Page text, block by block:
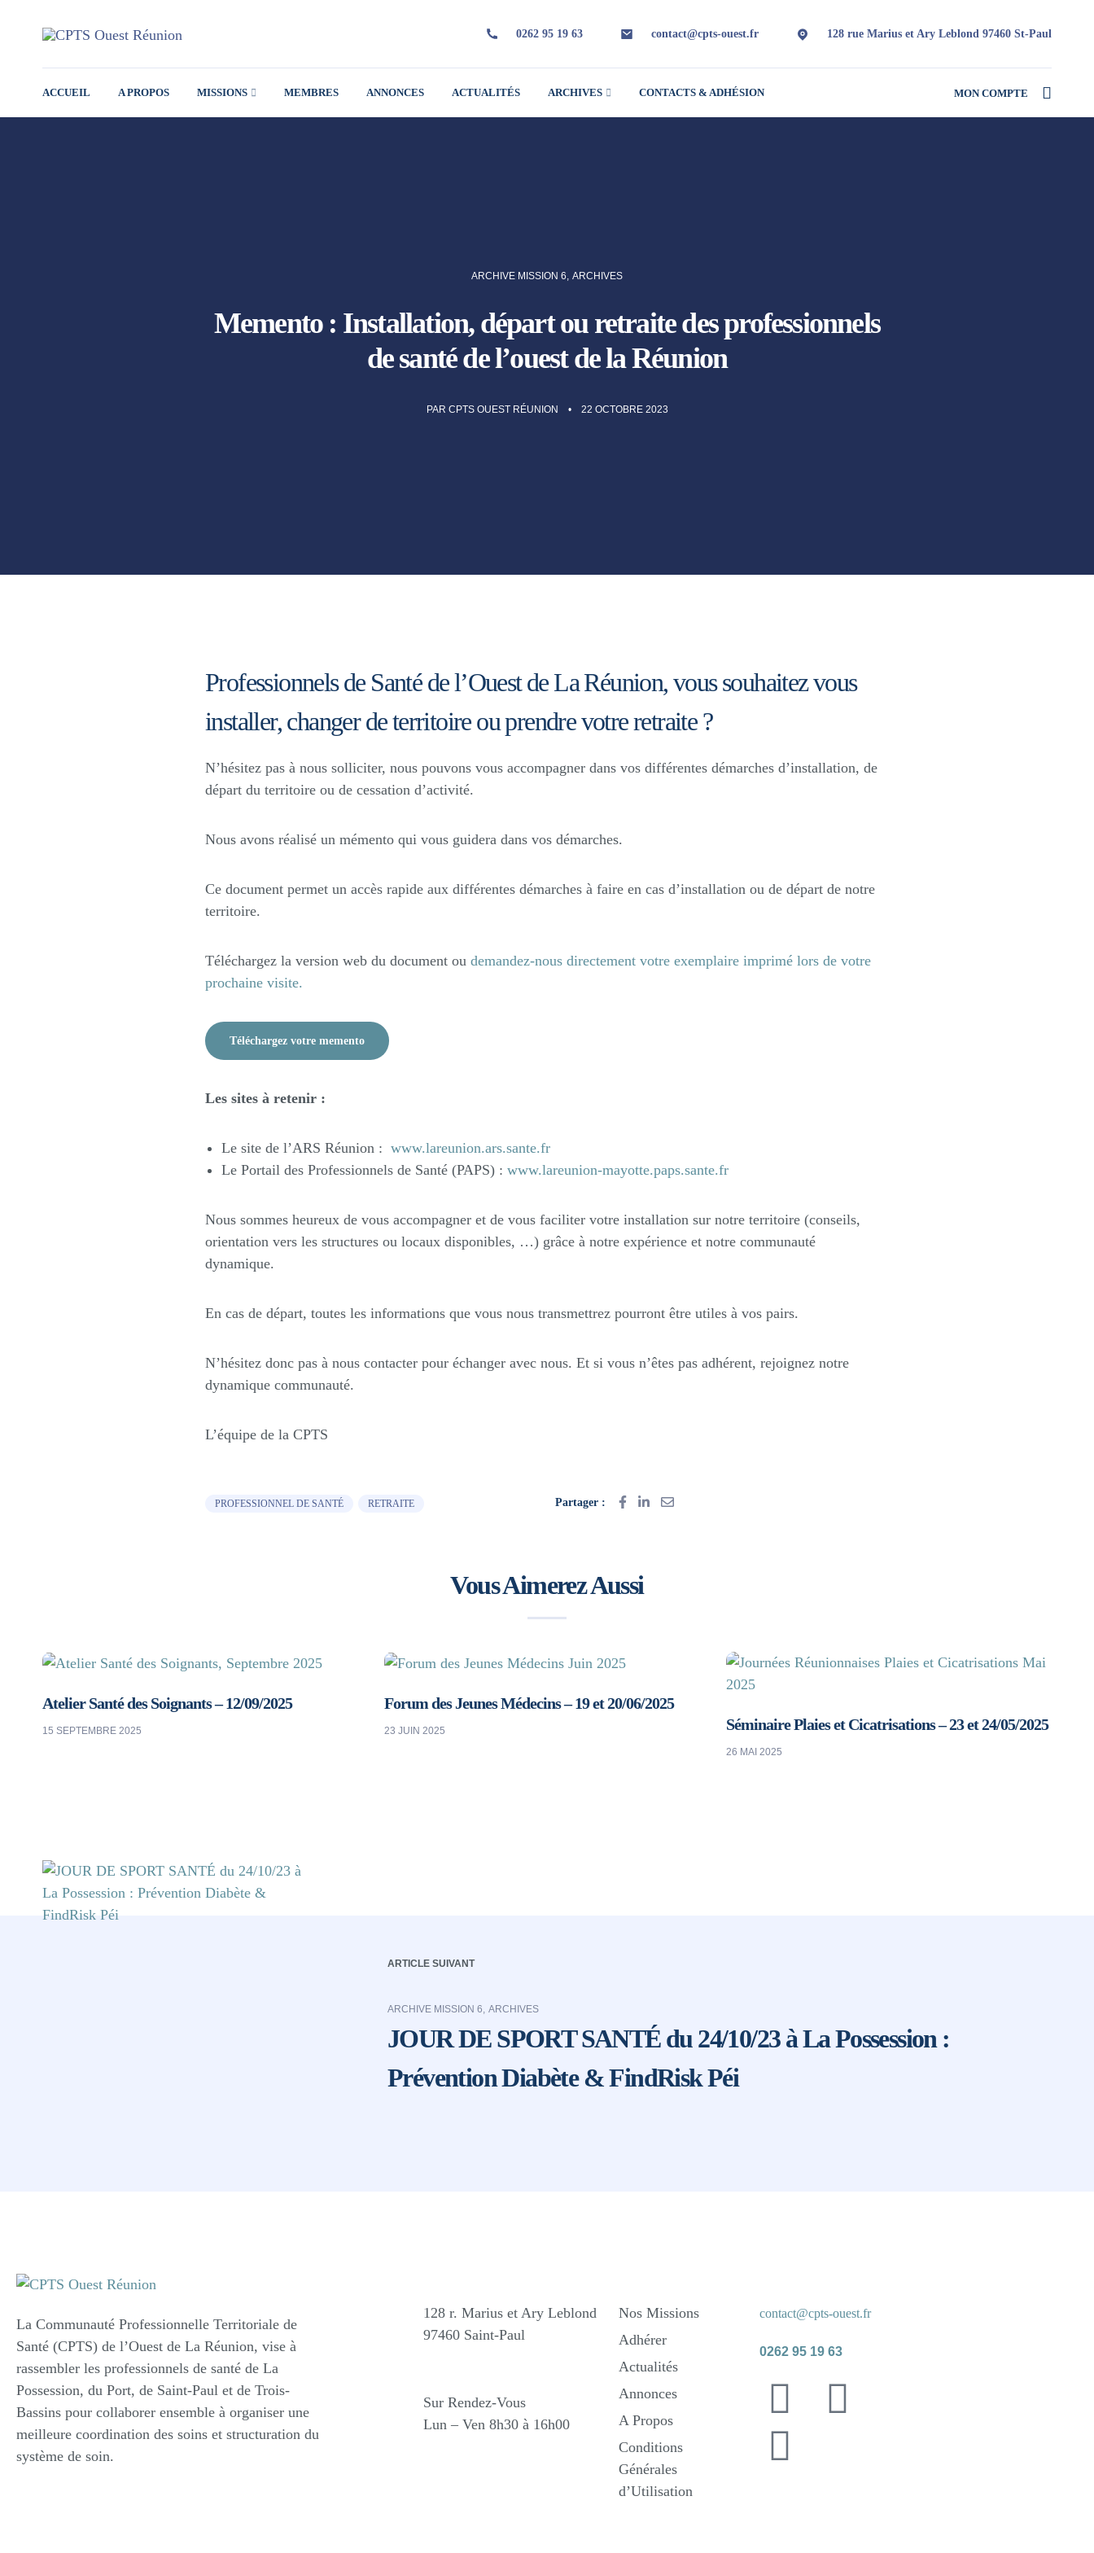
0262 95 19 63 contact@cpts-ouest.fr 128 rue Marius et Ary Leblond 97460 St-Paul
ACCUEIL A PROPOS MISSIONS MEMBRES ANNONCES ACTUALITÉS ARCHIVES CONTACTS & ADHÉSION MON COMPTE
ARCHIVE MISSION 6 ARCHIVES
Memento : Installation, départ ou retraite des professionnels
de santé de l’ouest de la Réunion
PAR CPTS OUEST RÉUNION 22 OCTOBRE 2023
Professionnels de Santé de l’Ouest de La Réunion, vous souhaitez vous
installer, changer de territoire ou prendre votre retraite ?
N’hésitez pas à nous solliciter, nous pouvons vous accompagner dans vos différentes démarches d’installation, de
départ du territoire ou de cessation d’activité.
Nous avons réalisé un mémento qui vous guidera dans vos démarches.
Ce document permet un accès rapide aux différentes démarches à faire en cas d’installation ou de départ de notre
territoire.
Téléchargez la version web du document ou demandez-nous directement votre exemplaire imprimé lors de votre
prochaine visite.
Téléchargez votre memento
Les sites à retenir :
Le site de l’ARS Réunion : www.lareunion.ars.sante.fr
Le Portail des Professionnels de Santé (PAPS) : www.lareunion-mayotte.paps.sante.fr
Nous sommes heureux de vous accompagner et de vous faciliter votre installation sur notre territoire (conseils,
orientation vers les structures ou locaux disponibles, …) grâce à notre expérience et notre communauté
dynamique.
En cas de départ, toutes les informations que vous nous transmettrez pourront être utiles à vos pairs.
N’hésitez donc pas à nous contacter pour échanger avec nous. Et si vous n’êtes pas adhérent, rejoignez notre
dynamique communauté.
L’équipe de la CPTS
PROFESSIONNEL DE SANTÉ RETRAITE Partager :
Vous Aimerez Aussi
Atelier Santé des Soignants – 12/09/2025
15 SEPTEMBRE 2025
Forum des Jeunes Médecins – 19 et 20/06/2025
23 JUIN 2025 Séminaire Plaies et Cicatrisations – 23 et 24/05/2025
26 MAI 2025
ARTICLE SUIVANT
ARCHIVE MISSION 6 ARCHIVES
JOUR DE SPORT SANTÉ du 24/10/23 à La Possession :
Prévention Diabète & FindRisk Péi
La Communauté Professionnelle Territoriale de
Santé (CPTS) de l’Ouest de La Réunion, vise à
rassembler les professionnels de santé de La
Possession, du Port, de Saint-Paul et de Trois-
Bassins pour collaborer ensemble à organiser une
meilleure coordination des soins et structuration du
système de soin.
128 r. Marius et Ary Leblond
97460 Saint-Paul
Sur Rendez-Vous
Lun – Ven 8h30 à 16h00
Nos Missions
Adhérer
Actualités
Annonces
A Propos
Conditions
Générales
d’Utilisation
contact@cpts-ouest.fr
0262 95 19 63